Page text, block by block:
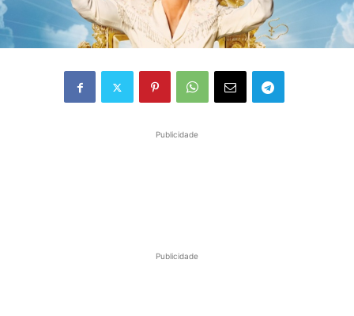
Publicidade
Publicidade